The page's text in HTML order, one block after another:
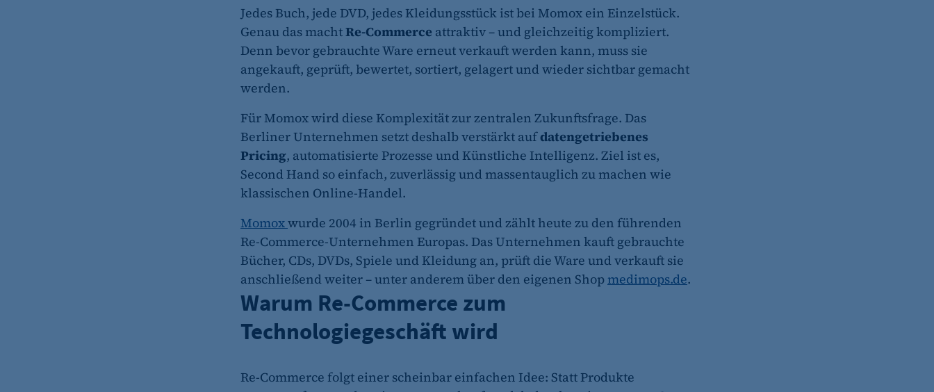
Jedes Buch, jede DVD, jedes Kleidungsstück ist bei Momox ein Einzelstück.
Genau das machtRe-Commerce attraktiv – und gleichzeitig kompliziert.
Denn bevor gebrauchte Ware erneut verkauft werden kann, muss sie
angekauft, geprüft, bewertet, sortiert, gelagert und wieder sichtbar gemacht
werden.
Für Momox wird diese Komplexität zur zentralen Zukunftsfrage. Das
Berliner Unternehmen setzt deshalb verstärkt aufdatengetriebenes
Pricing, automatisierte Prozesse und Künstliche Intelligenz. Ziel ist es,
Second Hand so einfach, zuverlässig und massentauglich zu machen wie
klassischen Online-Handel.
Momoxwurde 2004 in Berlin gegründet und zählt heute zu den führenden
Re-Commerce-Unternehmen Europas. Das Unternehmen kauft gebrauchte
Bücher, CDs, DVDs, Spiele und Kleidung an, prüft die Ware und verkauft sie
anschließend weiter – unter anderem über den eigenen Shop medimops.de.
Warum Re-Commerce zum
Technologiegeschäft wird
Re-Commerce folgt einer scheinbar einfachen Idee: Statt Produkte